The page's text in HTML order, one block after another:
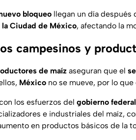
bloqueo llegan un día después
la Ciudad de México, afectando la
campesinos y
de maíz aseguran que el
México no se mueve, por lo
los esfuerzos del gobierno federal
e industriales del maíz,
en productos básicos de la